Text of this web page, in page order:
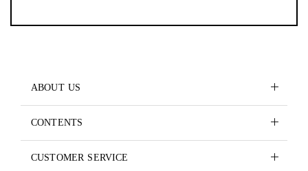
ABOUT US
CONTENTS
CUSTOMER SERVICE